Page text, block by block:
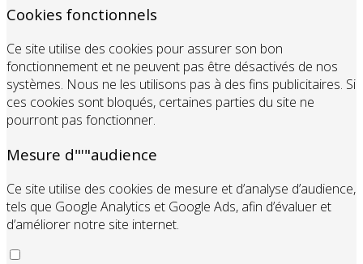
Cookies fonctionnels
Ce site utilise des cookies pour assurer son bon
fonctionnement et ne peuvent pas être désactivés de nos
systèmes. Nous ne les utilisons pas à des fins publicitaires. Si
ces cookies sont bloqués, certaines parties du site ne
pourront pas fonctionner.
Mesure d"'"audience
Ce site utilise des cookies de mesure et d’analyse d’audience,
tels que Google Analytics et Google Ads, afin d’évaluer et
d’améliorer notre site internet.